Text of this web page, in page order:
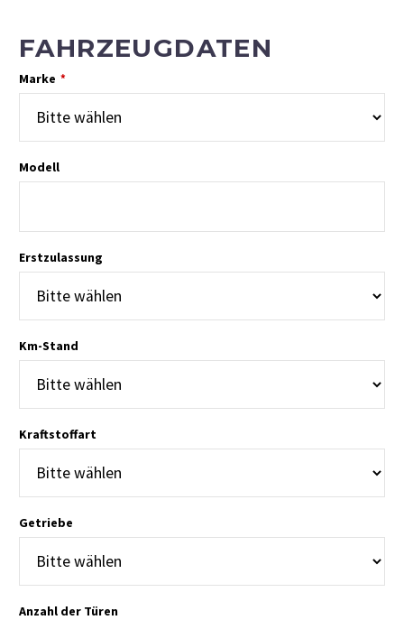
FAHRZEUGDATEN
Marke *
Modell
Erstzulassung
Km-Stand
Kraftstoffart
Getriebe
Anzahl der Türen